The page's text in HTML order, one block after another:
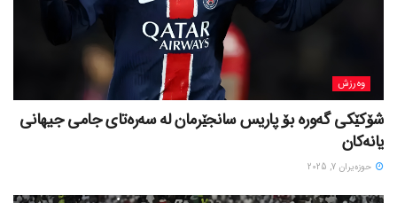
وەرزش
شۆکێکی گەورە بۆ پاریس سانجێرمان لە سەرەتای جامی جیهانی
یانەکان
حوزه‌یران 7, 2025